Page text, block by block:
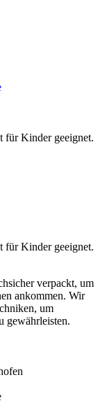
für Kinder geeignet.
für Kinder geeignet.
verpackt, um
ankommen. Wir
um
gewährleisten.